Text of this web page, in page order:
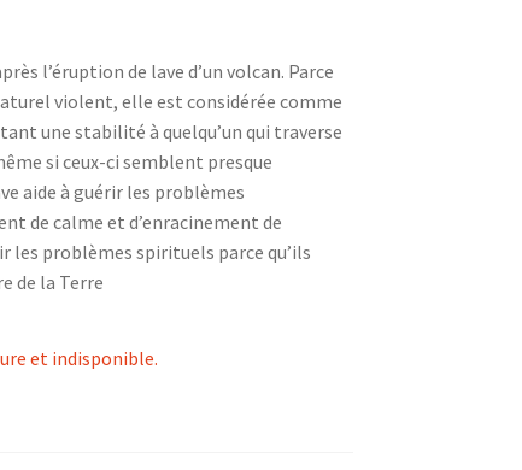
l’éruption de lave d’un volcan. Parce
violent, elle est considérée comme
une stabilité à quelqu’un qui traverse
si ceux-ci semblent presque
aide à guérir les problèmes
de calme et d’enracinement de
les problèmes spirituels parce qu’ils
de la Terre
et indisponible.